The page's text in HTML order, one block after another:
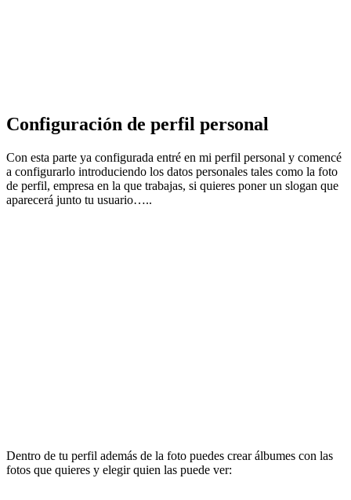
Configuración de perfil personal
Con esta parte ya configurada entré en mi perfil personal y comencé
a configurarlo introduciendo los datos personales tales como la foto
de perfil, empresa en la que trabajas, si quieres poner un slogan que
aparecerá junto tu usuario…..
Dentro de tu perfil además de la foto puedes crear álbumes con las
fotos que quieres y elegir quien las puede ver: